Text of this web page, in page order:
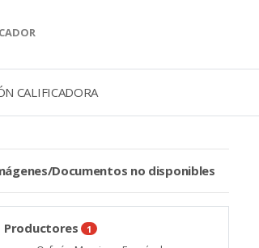
CALIFICADORA
Documentos no disponibles
Productores 1